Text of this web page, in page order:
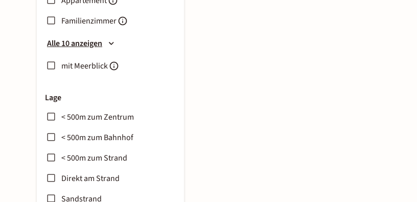
Familienzimmer
Alle 10 anzeigen
mit Meerblick
Lage
< 500m zum Zentrum
< 500m zum Bahnhof
< 500m zum Strand
Direkt am Strand
Sandstrand